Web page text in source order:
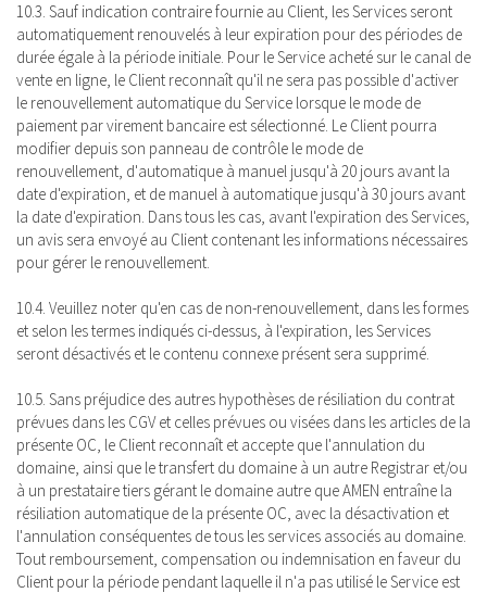
10.3. Sauf indication contraire fournie au Client, les Services seront
automatiquement renouvelés à leur expiration pour des périodes de
durée égale à la période initiale. Pour le Service acheté sur le canal de
vente en ligne, le Client reconnaît qu'il ne sera pas possible d'activer
le renouvellement automatique du Service lorsque le mode de
paiement par virement bancaire est sélectionné. Le Client pourra
modifier depuis son panneau de contrôle le mode de
renouvellement, d'automatique à manuel jusqu'à 20 jours avant la
date d'expiration, et de manuel à automatique jusqu'à 30 jours avant
la date d'expiration. Dans tous les cas, avant l'expiration des Services,
un avis sera envoyé au Client contenant les informations nécessaires
pour gérer le renouvellement.
10.4. Veuillez noter qu'en cas de non-renouvellement, dans les formes
et selon les termes indiqués ci-dessus, à l'expiration, les Services
seront désactivés et le contenu connexe présent sera supprimé.
10.5. Sans préjudice des autres hypothèses de résiliation du contrat
prévues dans les CGV et celles prévues ou visées dans les articles de la
présente OC, le Client reconnaît et accepte que l'annulation du
domaine, ainsi que le transfert du domaine à un autre Registrar et/ou
à un prestataire tiers gérant le domaine autre que AMEN entraîne la
résiliation automatique de la présente OC, avec la désactivation et
l'annulation conséquentes de tous les services associés au domaine.
Tout remboursement, compensation ou indemnisation en faveur du
Client pour la période pendant laquelle il n'a pas utilisé le Service est